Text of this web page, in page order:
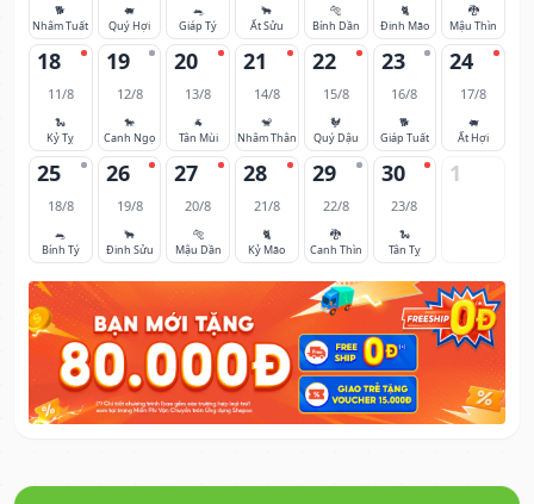
🐕
Nhâm Tuất
🐖
Quý Hợi
🐀
Giáp Tý
🐂
Ất Sửu
🐅
Bính Dần
🐈
Đinh Mão
🐉
Mậu Thìn
18
11/8
🐍
Kỷ Tỵ
19
12/8
🐎
Canh Ngọ
20
13/8
🐐
Tân Mùi
21
14/8
🐒
Nhâm Thân
22
15/8
🐓
Quý Dậu
23
16/8
🐕
Giáp Tuất
24
17/8
🐖
Ất Hợi
25
18/8
🐀
Bính Tý
26
19/8
🐂
Đinh Sửu
27
20/8
🐅
Mậu Dần
28
21/8
🐈
Kỷ Mão
29
22/8
🐉
Canh Thìn
30
23/8
🐍
Tân Tỵ
1